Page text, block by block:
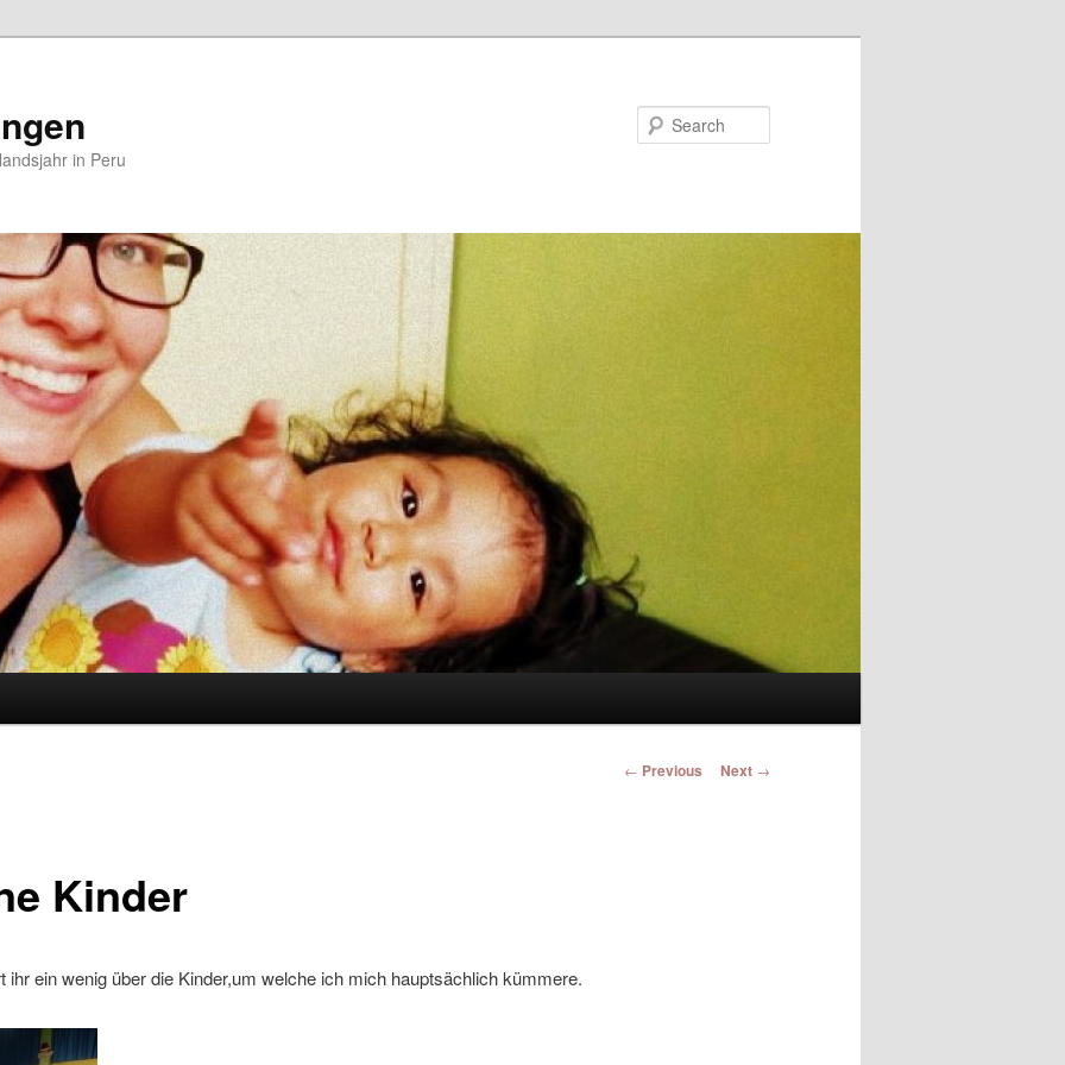
in Peru
Post navigation
← Previous Next →
Kinder
ihr ein wenig über die Kinder,um welche ich mich hauptsächlich kümmere.